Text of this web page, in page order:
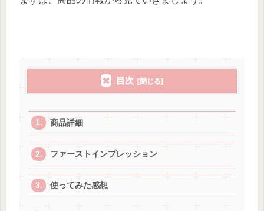
目次
商品詳細
ファーストインプレッション
使ってみた感想